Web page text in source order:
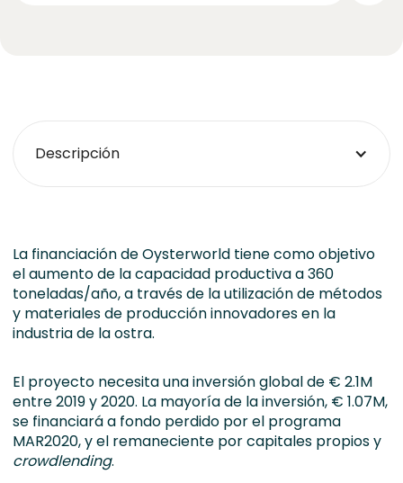
Descripción
La financiación de Oysterworld tiene como objetivo
el aumento de la capacidad productiva a 360
toneladas/año, a través de la utilización de métodos
y materiales de producción innovadores en la
industria de la ostra.
El proyecto necesita una inversión global de € 2.1M
entre 2019 y 2020. La mayoría de la inversión, € 1.07M,
se financiará a fondo perdido por el programa
MAR2020, y el remaneciente por capitales propios y
crowdlending.